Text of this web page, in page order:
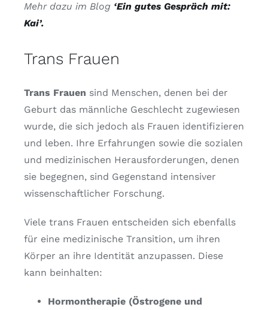
Mehr dazu im Blog ‘Ein gutes Gespräch mit:
Kai’.
Trans Frauen
Trans Frauen sind Menschen, denen bei der
Geburt das männliche Geschlecht zugewiesen
wurde, die sich jedoch als Frauen identifizieren
und leben. Ihre Erfahrungen sowie die sozialen
und medizinischen Herausforderungen, denen
sie begegnen, sind Gegenstand intensiver
wissenschaftlicher Forschung.
Viele trans Frauen entscheiden sich ebenfalls
für eine medizinische Transition, um ihren
Körper an ihre Identität anzupassen. Diese
kann beinhalten:
Hormontherapie (Östrogene und